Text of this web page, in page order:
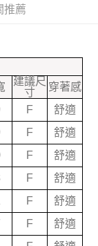
銀行
轉到大哥付的交易
，訂單將自動取
分期系統評分，恕無
結算日後寄送繳費提
大直營門市／銀行轉
公司）所提供，讓
將買賣／分期付款
帳款。
商店將以您的個人
蒐集、處理及利用，
推薦
建議尺
寸
穿著感
F
舒適
F
舒適
F
舒適
F
舒適
F
舒適
F
舒適